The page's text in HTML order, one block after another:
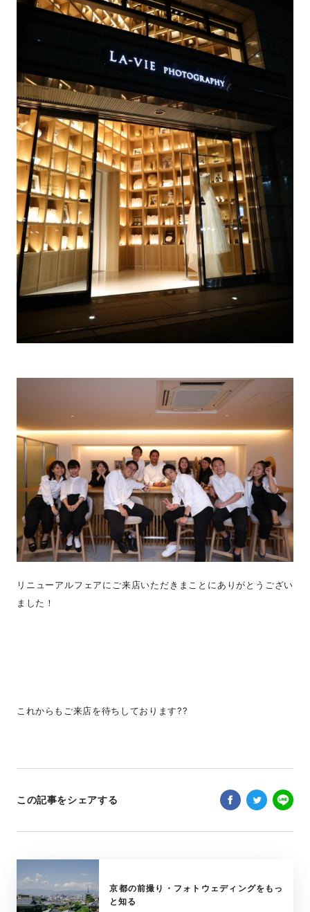
リニューアルフェアにご来店いただきまことにありがとうござい
ました！
これからもご来店を待ちしております??
この記事をシェアする
京都の前撮り・フォトウェディングをもっ
と知る